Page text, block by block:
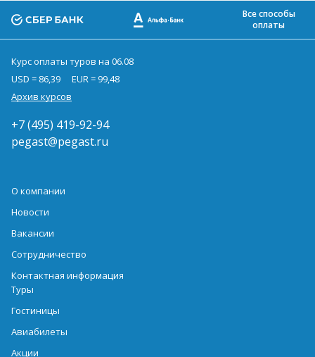
Все способы
оплаты
Курс оплаты туров на 06.08
USD = 86,39
EUR = 99,48
Архив курсов
+7 (495) 419-92-94
pegast@pegast.ru
О компании
Новости
Вакансии
Сотрудничество
Контактная информация
Туры
Гостиницы
Авиабилеты
Акции